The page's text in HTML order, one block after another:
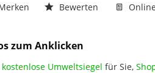
Bewerten
zum Anklicken
kostenlose Umweltsiegel für Sie,